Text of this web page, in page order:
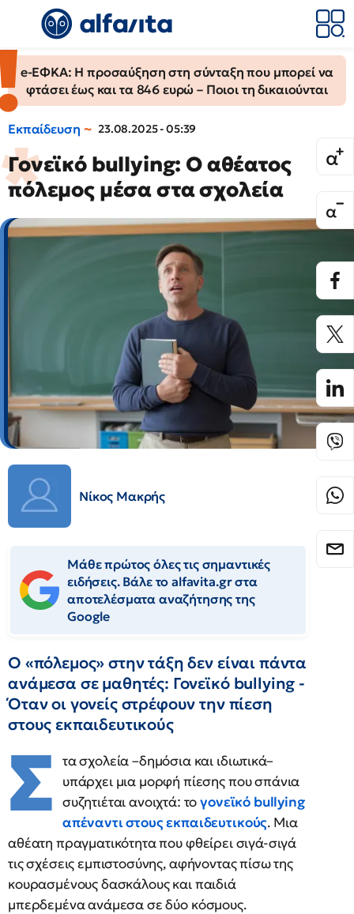
e-ΕΦΚΑ: Η προσαύξηση στη σύνταξη που μπορεί να
φτάσει έως και τα 846 ευρώ – Ποιοι τη δικαιούνται
Εκπαίδευση 23.08.2025 - 05:39
Γονεϊκό bullying: Ο αθέατος
πόλεμος μέσα στα σχολεία
Νίκος Μακρής
Μάθε πρώτος όλες τις σημαντικές
ειδήσεις. Βάλε το alfavita.gr στα
αποτελέσματα αναζήτησης της
Google
Ο «πόλεμος» στην τάξη δεν είναι πάντα
ανάμεσα σε μαθητές: Γονεϊκό bullying -
Όταν οι γονείς στρέφουν την πίεση
στους εκπαιδευτικούς
Σ τα σχολεία –δημόσια και ιδιωτικά–
υπάρχει μια μορφή πίεσης που σπάνια
συζητιέται ανοιχτά: τογονεϊκό bullying
απέναντι στους εκπαιδευτικούς. Μια
αθέατη πραγματικότητα που φθείρει σιγά-σιγά
τις σχέσεις εμπιστοσύνης, αφήνοντας πίσω της
κουρασμένους δασκάλους και παιδιά
μπερδεμένα ανάμεσα σε δύο κόσμους.